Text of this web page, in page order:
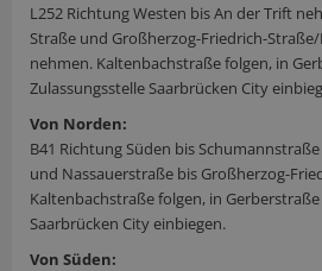
L252 Richtung Westen bis An der Trift
Straße und Großherzog-Friedrich-
nehmen. Kaltenbachstraße folgen, in
Zulassungsstelle Saarbrücken City
Von Norden:
B41 Richtung Süden bis
und Nassauerstraße bis Großherzog-
Kaltenbachstraße folgen, in
Saarbrücken City einbiegen.
Von Süden: